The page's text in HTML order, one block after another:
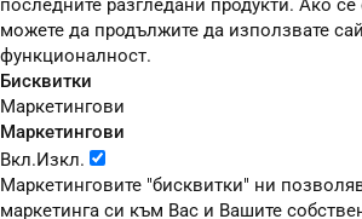
последните разгледани продукти. Ако се
можете да продължите да използвате
функционалност.
Бисквитки
Маркетингови
Маркетингови
Вкл.Изкл.
Маркетинговите "бисквитки" ни
маркетинга си към Вас и Вашите